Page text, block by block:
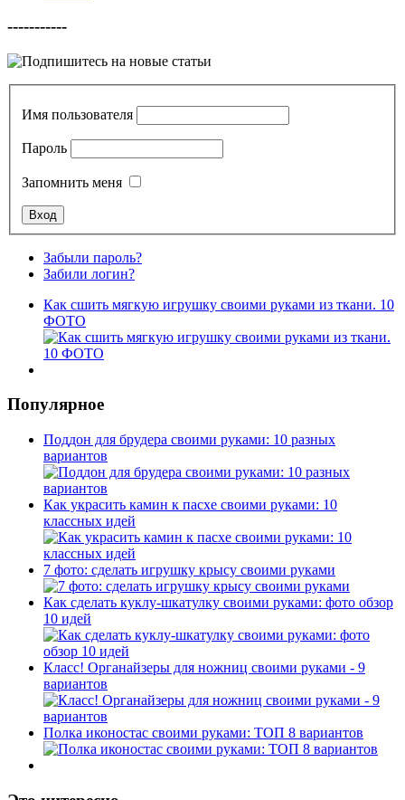
-----------
Имя пользователя
Пароль
Запомнить меня
Забыли пароль?
Забили логин?
Как сшить мягкую игрушку своими руками из ткани. 10
ФОТО
Популярное
Поддон для брудера своими руками: 10 разных
вариантов
Как украсить камин к пасхе своими руками: 10
классных идей
7 фото: сделать игрушку крысу своими руками
Как сделать куклу-шкатулку своими руками: фото обзор
10 идей
Класс! Органайзеры для ножниц своими руками - 9
вариантов
Полка иконостас своими руками: ТОП 8 вариантов